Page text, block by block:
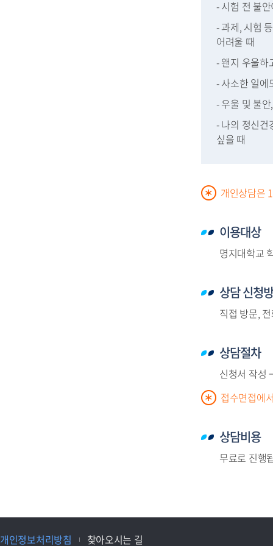
- 시험 전 불
- 과제, 시험
어려울 때
- 왠지 우울하
- 사소한 일에
- 우울 및 불
- 나의 정신건
싶을 때
개인상담은
이용대상
명지대학교
상담 신청
직접 방문,
상담절차
신청서 작
접수면접에
상담비용
무료로 진행
개인정보처리방침 찾아오시는 길